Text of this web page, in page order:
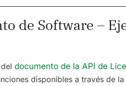
de Software –
documento de la API de
disponibles a través de la